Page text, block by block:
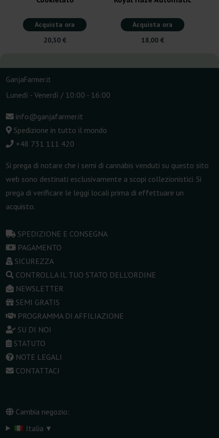
Acquista ora
20,30 €
Acquista ora
18,00 €
GanjaFarmer.it
Lunedì - Venerdì / 10:00 - 16:00
info@ganjafarmer.it
Spedizione in tutto il mondo
+48 731 111 420
Si prega di notare che i semi di cannabis venduti su questo sito
web sono destinati esclusivamente a scopi collezionistici. Si
prega di verificare le leggi locali prima di effettuare un
acquisto.
SPEDIZIONE E CONSEGNA
PAGAMENTO
SICUREZZA
CONTROLLA IL TUO STATO DELL'ORDINE
NEWSLETTER
SEMI GRATIS
PROGRAMMA DI AFFILIAZIONE
SU DI NOI
STATUTO
NOTE LEGALI
CONTATTACI
Cambia negozio:
Italia ▾